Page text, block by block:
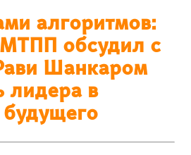
алгоритмов:
обсудил с
Шанкаром
лидера в